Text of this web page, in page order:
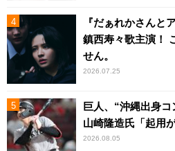
『だぁれかさんと
鎮西寿々歌主演！
せん。
2026.07.25
巨人、“沖縄出身コ
山崎隆造氏「起用
2026.08.05